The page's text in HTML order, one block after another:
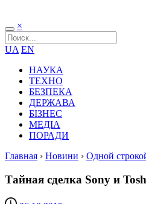
×
UA EN
НАУКА
ТЕХНО
БЕЗПЕКА
ДЕРЖАВА
БІЗНЕС
МЕДІА
ПОРАДИ
Главная › Новини › Одной
Тайная сделка Sony и